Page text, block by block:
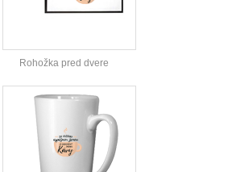
Rohožka pred dvere